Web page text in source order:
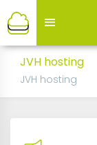
JVH hosting
JVH hosting